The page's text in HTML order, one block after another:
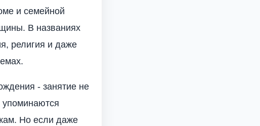
и семейной
В названиях
религия и даже
- занятие не
Но если даже